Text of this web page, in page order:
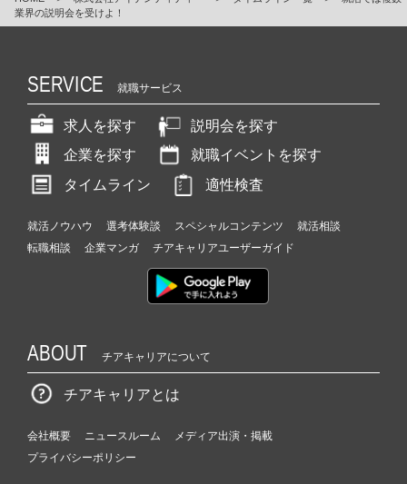
業界の説明会を受けよ！
SERVICE 就職サービス
求人を探す
説明会を探す
企業を探す
就職イベントを探す
タイムライン
適性検査
就活ノウハウ 選考体験談 スペシャルコンテンツ
就活相談
転職相談
企業マンガ チアキャリアユーザーガイド
ABOUT チアキャリアについて
チアキャリアとは
会社概要 ニュースルーム
メディア出演・掲載
プライバシーポリシー